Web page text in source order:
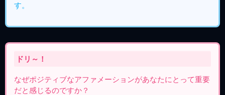
す。
ドリ～！
なぜポジティブなアファメーションがあなたにとって重要
だと感じるのですか？